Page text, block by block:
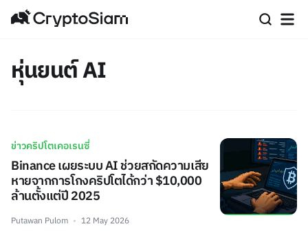
หุ่นยนต์ AI
ข่าวคริปโตเคอเรนซี่
Binance เผยระบบ AI ช่วยสกัดความเสีย
หายจากการโกงคริปโตได้กว่า $10,000
ล้านตั้งแต่ปี 2025
Putawan Pulom 12 May 2026